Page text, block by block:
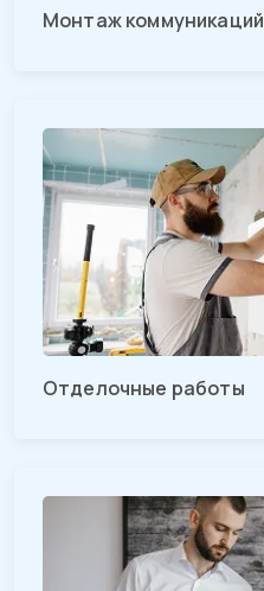
Монтаж коммуникаций
Отделочные работы